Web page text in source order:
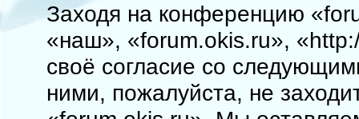
Заходя на конференцию
«наш», «forum.okis.ru»,
своё согласие со
ними, пожалуйста, не